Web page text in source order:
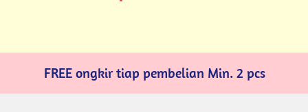
FREE ongkir tiap pembelian Min. 2 pcs